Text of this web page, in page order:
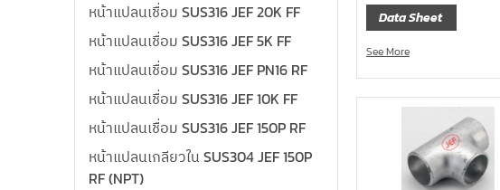
หน้าแปลนเชื่อม SUS316 JEF 20K FF
หน้าแปลนเชื่อม SUS316 JEF 5K FF
หน้าแปลนเชื่อม SUS316 JEF PN16 RF
หน้าแปลนเชื่อม SUS316 JEF 10K FF
หน้าแปลนเชื่อม SUS316 JEF 150P RF
หน้าแปลนเกลียวใน SUS304 JEF 150P
RF (NPT)
Data Sheet
See More